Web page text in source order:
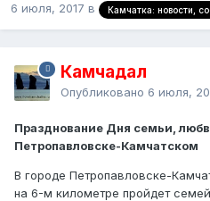
6 июля, 2017 в Камчатка: новости,
Камчадал
Опубликовано 6 июля,
Празднование Дня семьи,
Петропавловске-Камчатском
В городе Петропавловске-
на 6-м километре пройдет